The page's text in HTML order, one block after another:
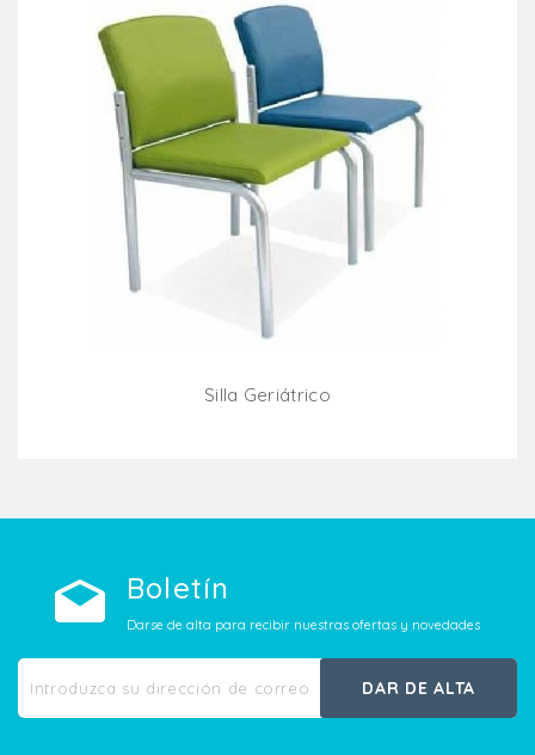
Silla Geriátrico
Boletín
Darse de alta para recibir nuestras ofertas y novedades
DAR DE ALTA